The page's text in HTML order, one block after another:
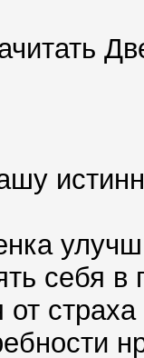
себя в
от